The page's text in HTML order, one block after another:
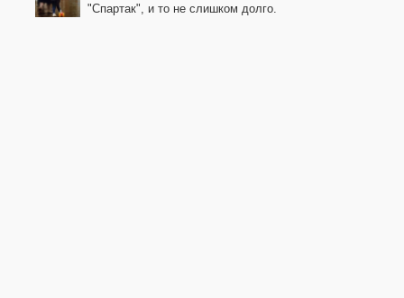
"Спартак", и то не слишком долго.